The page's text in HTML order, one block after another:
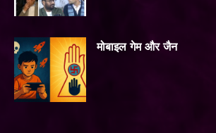
मोबाइल गेम और जैन